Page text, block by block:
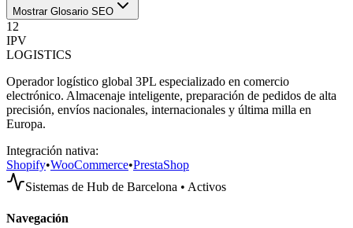
Mostrar Glosario SEO
12
IPV
LOGISTICS
Operador logístico global 3PL especializado en comercio
electrónico. Almacenaje inteligente, preparación de pedidos de alta
precisión, envíos nacionales, internacionales y última milla en
Europa.
Integración nativa:
Shopify•WooCommerce•PrestaShop
Sistemas de Hub de Barcelona • Activos
Navegación